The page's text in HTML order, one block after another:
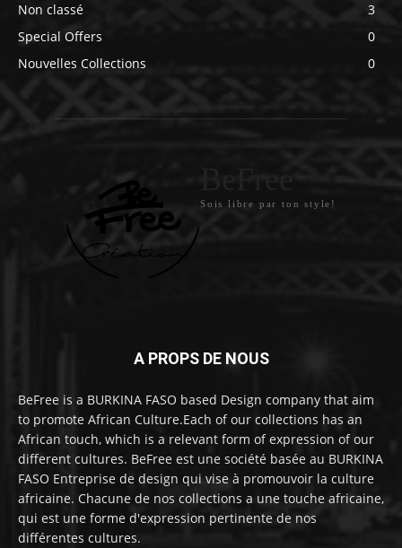
Non classé
3
Special Offers
0
Nouvelles Collections
0
Sois libre par ton style!
A PROPS DE NOUS
BeFree is a BURKINA FASO based Design company that aim
to promote African Culture.Each of our collections has an
African touch, which is a relevant form of expression of our
different cultures. BeFree est une société basée au BURKINA
FASO Entreprise de design qui vise à promouvoir la culture
africaine. Chacune de nos collections a une touche africaine,
qui est une forme d'expression pertinente de nos
différentes cultures.